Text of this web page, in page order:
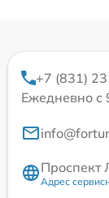
+7 (831)
Ежедневно с
Проспект
Адрес